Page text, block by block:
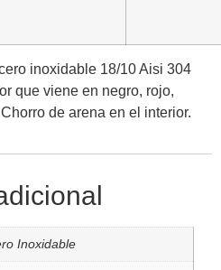
inoxidable 18/10 Aisi 304
que viene en negro, rojo,
de arena en el interior.
Inoxidable